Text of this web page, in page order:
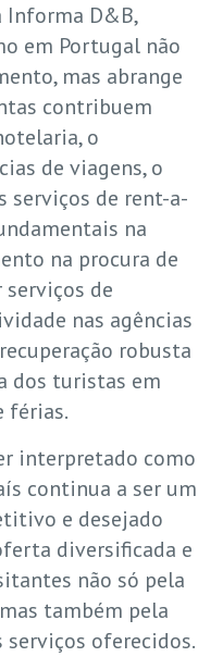
Informa D&B,
em Portugal não
mas abrange
contribuem
o
de viagens, o
serviços de rent-a-
na
na procura de
de
nas agências
robusta
dos turistas em
férias.
interpretado como
continua a ser um
e desejado
diversificada e
não só pela
também pela
oferecidos.